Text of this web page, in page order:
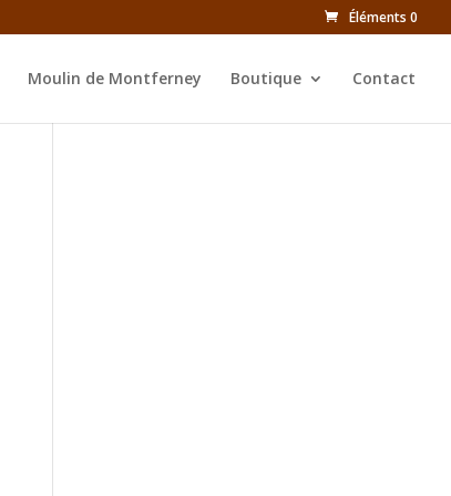
Éléments 0
Moulin de Montferney Boutique Contact